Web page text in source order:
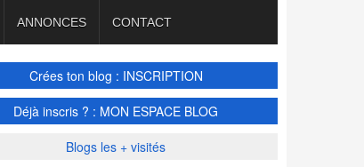
ANNONCES CONTACT
Crées ton blog : INSCRIPTION
Déjà inscris ? : MON ESPACE BLOG
Blogs les + visités